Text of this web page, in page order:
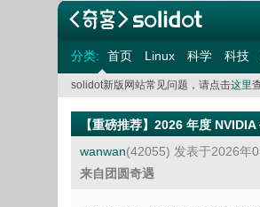
分类: 首页 Linux 科学 科技
solidot新版网站常见问题，请点击这里
【重磅推荐】2026 年度
wanwan(42055) 发表于2026年
来自团圆奇遇